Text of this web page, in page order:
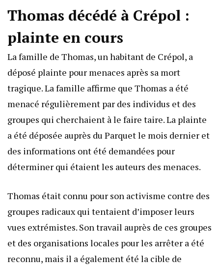
Thomas décédé à Crépol :
plainte en cours
La famille de Thomas, un habitant de Crépol, a
déposé plainte pour menaces après sa mort
tragique. La famille affirme que Thomas a été
menacé régulièrement par des individus et des
groupes qui cherchaient à le faire taire. La plainte
a été déposée auprès du Parquet le mois dernier et
des informations ont été demandées pour
déterminer qui étaient les auteurs des menaces.
Thomas était connu pour son activisme contre des
groupes radicaux qui tentaient d’imposer leurs
vues extrémistes. Son travail auprès de ces groupes
et des organisations locales pour les arrêter a été
reconnu, mais il a également été la cible de